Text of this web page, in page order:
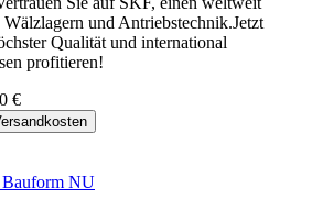
und Antriebstechnik.Jetzt
Qualität und international
profitieren!
€
NU